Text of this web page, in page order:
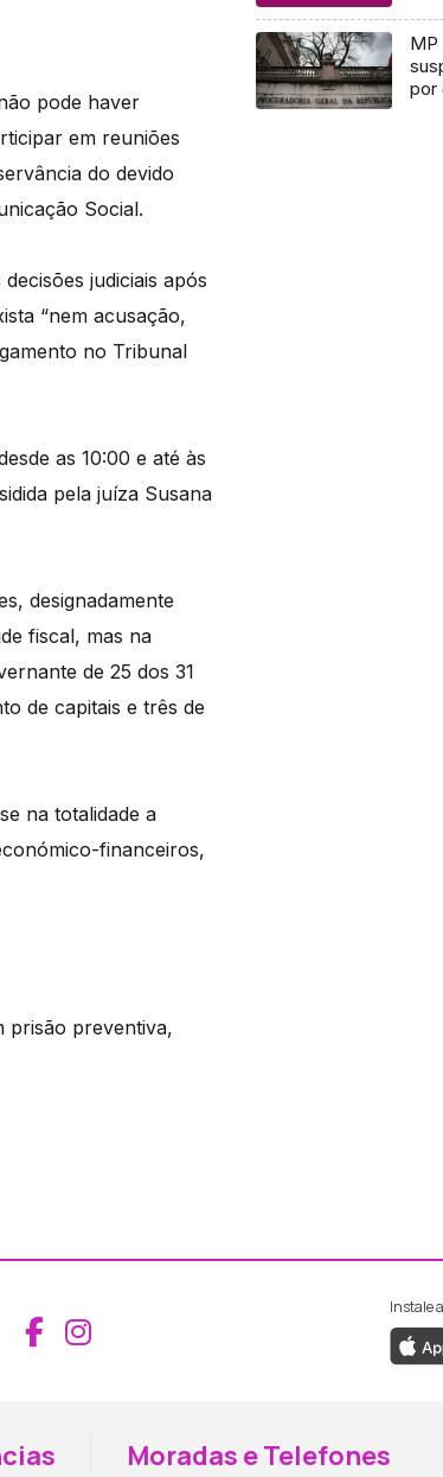
pode haver
em reuniões
do devido
Social.
judiciais após
“nem acusação,
no Tribunal
as 10:00 e até às
pela juíza Susana
designadamente
fiscal, mas na
de 25 dos 31
de capitais e três de
na totalidade a
financeiros,
prisão preventiva,
MP
por
Aceder ao Facebook da RTP
Aceder ao Instagram da
Instale
Moradas e Telefones